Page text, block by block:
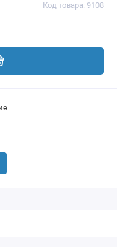
Код товара: 9108